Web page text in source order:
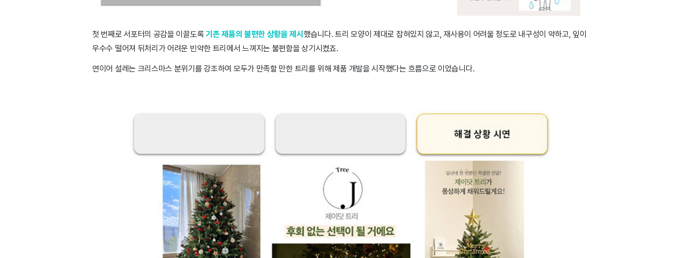
첫 번째로 서포터의 공감을 이끌도록 기존 제품의 불편한 상황을 제시 했습니다. 트리 모양이 제대로 잡혀있지 않고, 재사용이 어려울 정도로 내구성이 약하고, 잎이
우수수 떨어져 뒤처리가 어려운 빈약한 트리에서 느껴지는 불편함을 상기시켰죠.
연이어 설레는 크리스마스 분위기를 강조하여 모두가 만족할 만한 트리를 위해 제품 개발을 시작했다는 흐름으로 이었습니다.